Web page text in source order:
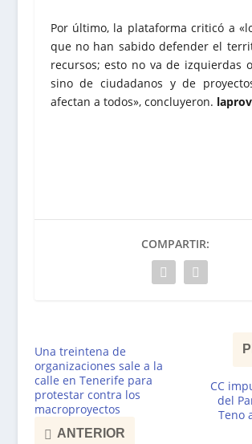
Por último, la plataforma criticó a
que no han sabido defender el
recursos; esto no va de izquierdas
sino de ciudadanos y de
afectan a todos», concluyeron.
COMPARTIR:
Una treintena de
organizaciones sale a la
calle en Tenerife para
protestar contra los
macroproyectos
ANTERIOR
CC
del
Teno